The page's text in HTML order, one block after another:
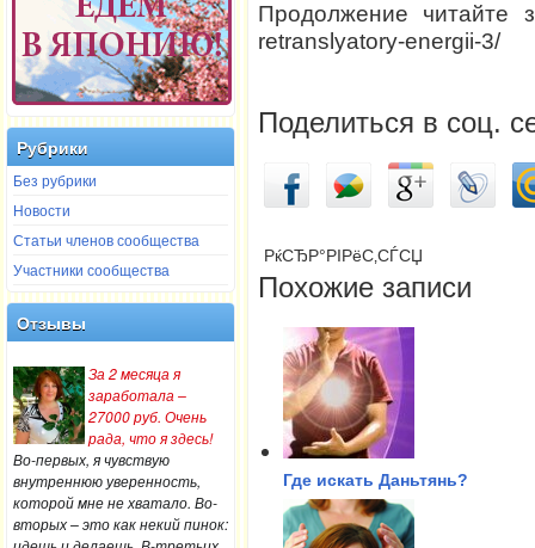
Рубрики
Без рубрики
Новости
Статьи членов сообщества
Участники сообщества
Отзывы
За 2 месяца я
заработала –
27000 руб. Очень
рада, что я здесь!
Во-первых, я чувствую
внутреннюю уверенность,
которой мне не хватало. Во-
вторых – это как некий пинок:
Продолжение читайте
retranslyatory-energii-3/
Поделиться в соц.
РќСЂР°РІРёС‚СЃСЏ
Похожие записи
Где искать Даньтянь?